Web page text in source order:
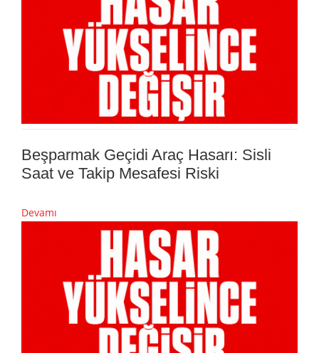
Beşparmak Geçidi Araç Hasarı: Sisli
Saat ve Takip Mesafesi Riski
Devamı